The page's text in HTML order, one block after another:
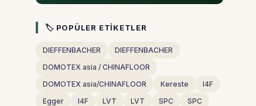
🏷 POPÜLER ETIKETLER
DIEFFENBACHER
DIEFFENBACHER
DOMOTEX asia / CHINAFLOOR
DOMOTEX asia/CHINAFLOOR
Kereste
I4F
Egger
I4F LVT LVT SPC
SPC